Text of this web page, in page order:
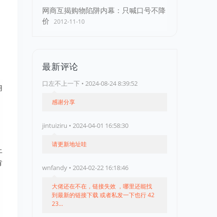
网商互揭购物陷阱内幕：只喊口号不降
价 2012-11-10
最新评论
口左不上一下 • 2024-08-24 8:39:52
感谢分享
jintuiziru • 2024-04-01 16:58:30
请更新地址哇
wnfandy • 2024-02-22 16:18:46
大佬还在不在，链接失效 ，哪里还能找
到最新的链接下载 或者私发一下也行 42
23...